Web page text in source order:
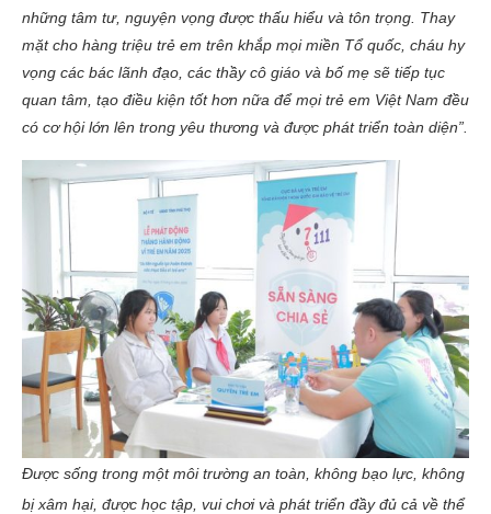
những tâm tư, nguyện vọng được thấu hiểu và tôn trọng. Thay
mặt cho hàng triệu trẻ em trên khắp mọi miền Tổ quốc, cháu hy
vọng các bác lãnh đạo, các thầy cô giáo và bố mẹ sẽ tiếp tục
quan tâm, tạo điều kiện tốt hơn nữa để mọi trẻ em Việt Nam đều
có cơ hội lớn lên trong yêu thương và được phát triển toàn diện”.
Được sống trong một môi trường an toàn, không bạo lực, không
bị xâm hại, được học tập, vui chơi và phát triển đầy đủ cả về thể